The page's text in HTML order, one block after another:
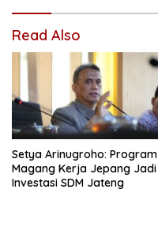
Read Also
Setya Arinugroho: Program
Magang Kerja Jepang Jadi
Investasi SDM Jateng